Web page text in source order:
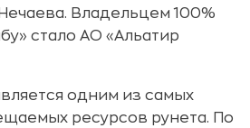
Владельцем 100%
стало АО «Альатир
одним из самых
ресурсов рунета. По